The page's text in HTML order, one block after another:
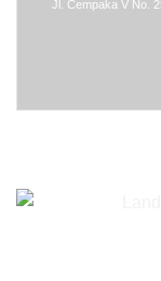
Jl. Cempaka V No.